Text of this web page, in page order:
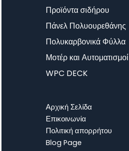
Προϊόντα σιδήρου
Πάνελ Πολυουρεθάνης
Πολυκαρβονικά Φύλλα
Μοτέρ και Αυτοματισμοί
WPC DECK
Αρχική Σελίδα
Επικοινωνία
Πολιτική απορρήτου
Blog Page